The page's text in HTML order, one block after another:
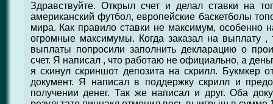
Здравствуйте. Открыл счет и делал ставки на
американский футбол, европейские баскетболы
мира. Как правило ставки не максимум, особенно
огромные максимумы. Когда заказал на выплату ,
выплаты попросили заполнить декларацию о
счет. Я написал , что работаю не официально, а
я скинул скриншот депозита на скрилл. Букмкер
документ. Я написал в поддержку скрилл и
получении денег. Так же написал и друг. Оба